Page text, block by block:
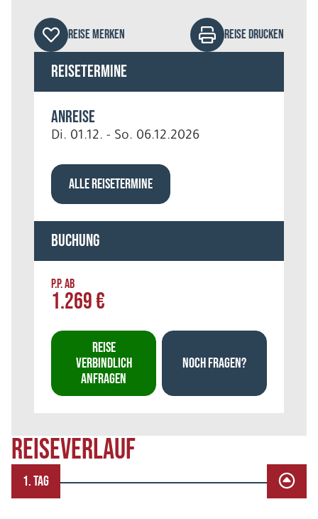
REISEVERLAUF
1. TAG
REISE MERKEN REISE DRUCKEN
Reisetermine
Anreise
Di. 01.12. - So. 06.12.2026
ALLE REISETERMINE
Buchung
P.P. AB
1.269 €
REISE
VERBINDLICH
ANFRAGEN
NOCH FRAGEN?